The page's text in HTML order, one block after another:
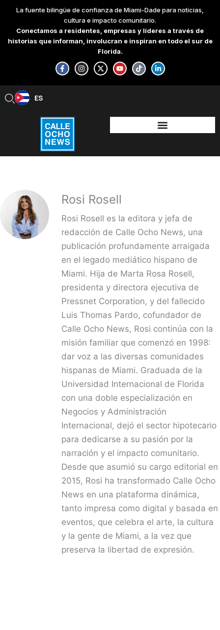
content
La fuente bilingüe de confianza de Miami-Dade para noticias,
cultura e impacto comunitario.
Conectamos a residentes, empresas y líderes a través de
historias que informan, involucran e inspiran en todo el sur de
Florida.
F
a
c
e
-
f
I
n
s
t
X
-
t
w
Y
o
u
t
T
i
k
t
L
i
n
k
-
i
n
ES
EN
Rosi Rosell
Rosi Rosell es la editora y jefa de
redacción de Calle Ocho News, una
publicación profundamente arraigada
en el legado mediático hispano de
Miami. Hija de Marta Rosa Rosell,
presidenta y directora ejecutiva de
Pressnet Corporation, y del fallecido
Luis Thomas Pardo, cofundador de
Calle Ocho News, Rosi continúa con la
misión familiar que comenzó en 1998:
dar voz a las diversas comunidades
hispanas de Miami. Graduada de la
Universidad Internacional de Florida
con una doble especialización en
Negocios y Administración
Internacional, dejó el sector hipotecario
para dedicarse a su pasión por la
narración y el impacto comunitario.
Desde que asumió su cargo editorial en
2015, Rosi ha transformado Calle Ocho
News en una plataforma dinámica,
tanto impresa como digital y basada en
eventos, que celebra el arte, la cultura
y la gente de Miami, a la vez que
preserva la libertad de expresión.